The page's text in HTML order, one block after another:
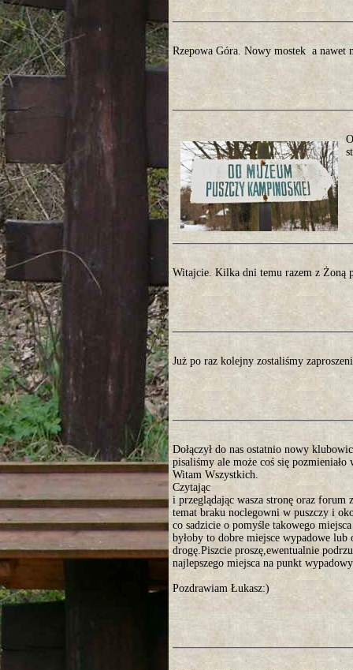
Rzepowa Góra. Nowy mostek a nawet
Witajcie. Kilka dni temu razem z Żoną
Już po raz kolejny zostaliśmy
Dołączył do nas ostatnio nowy
pisaliśmy ale może coś się
Witam Wszystkich.
Czytając
i przeglądając wasza stronę oraz forum
temat braku noclegowni w puszczy i
co sadzicie o pomyśle takowego
byłoby to dobre miejsce wypadowe
drogę.Piszcie proszę,ewentualnie
najlepszego miejsca na punkt
Pozdrawiam Łukasz:)